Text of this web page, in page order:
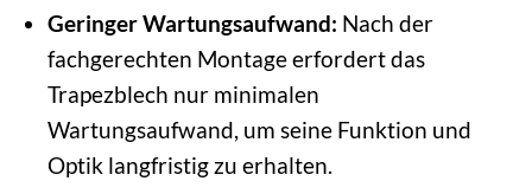
Geringer Wartungsaufwand: Nach der
fachgerechten Montage erfordert das
Trapezblech nur minimalen
Wartungsaufwand, um seine Funktion und
Optik langfristig zu erhalten.